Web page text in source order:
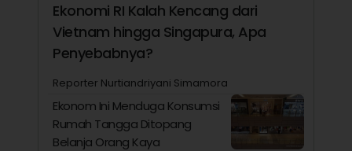
Ekonomi RI Kalah Kencang dari
Vietnam hingga Singapura, Apa
Penyebabnya?
Reporter Nurtiandriyani Simamora
Ekonom Ini Menduga Konsumsi
Rumah Tangga Ditopang
Belanja Orang Kaya